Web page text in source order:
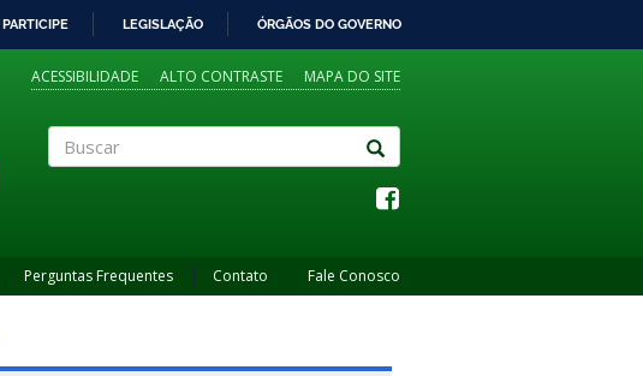
PARTICIPE LEGISLAÇÃO ÓRGÃOS DO GOVERNO
ACESSIBILIDADE ALTO CONTRASTE MAPA DO SITE
Perguntas Frequentes Contato Fale Conosco